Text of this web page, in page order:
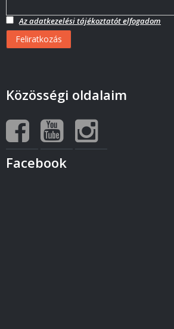
Az adatkezelési tájékoztatót elfogadom
Közösségi oldalaim
Facebook